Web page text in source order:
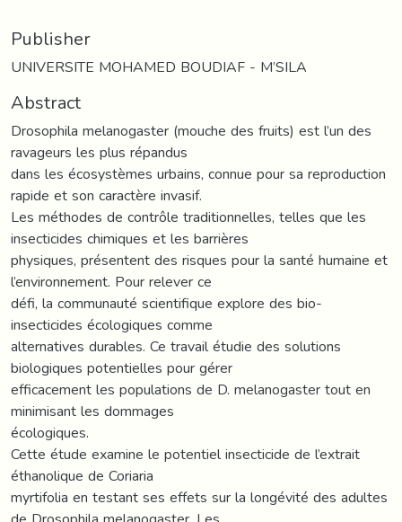
Publisher
UNIVERSITE MOHAMED BOUDIAF - M’SILA
Abstract
Drosophila melanogaster (mouche des fruits) est l’un des
ravageurs les plus répandus
dans les écosystèmes urbains, connue pour sa reproduction
rapide et son caractère invasif.
Les méthodes de contrôle traditionnelles, telles que les
insecticides chimiques et les barrières
physiques, présentent des risques pour la santé humaine et
l’environnement. Pour relever ce
défi, la communauté scientifique explore des bio-
insecticides écologiques comme
alternatives durables. Ce travail étudie des solutions
biologiques potentielles pour gérer
efficacement les populations de D. melanogaster tout en
minimisant les dommages
écologiques.
Cette étude examine le potentiel insecticide de l’extrait
éthanolique de Coriaria
myrtifolia en testant ses effets sur la longévité des adultes